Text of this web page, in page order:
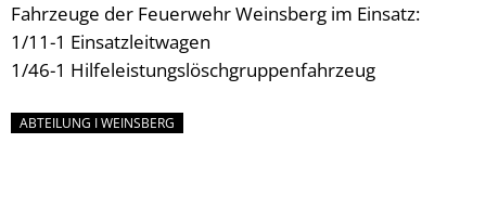
Fahrzeuge der Feuerwehr Weinsberg im Einsatz:
1/11-1 Einsatzleitwagen
1/46-1 Hilfeleistungslöschgruppenfahrzeug
ABTEILUNG I WEINSBERG